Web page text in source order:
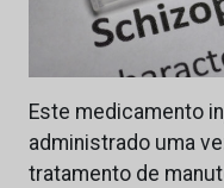
Este medicamento
administrado uma
tratamento de